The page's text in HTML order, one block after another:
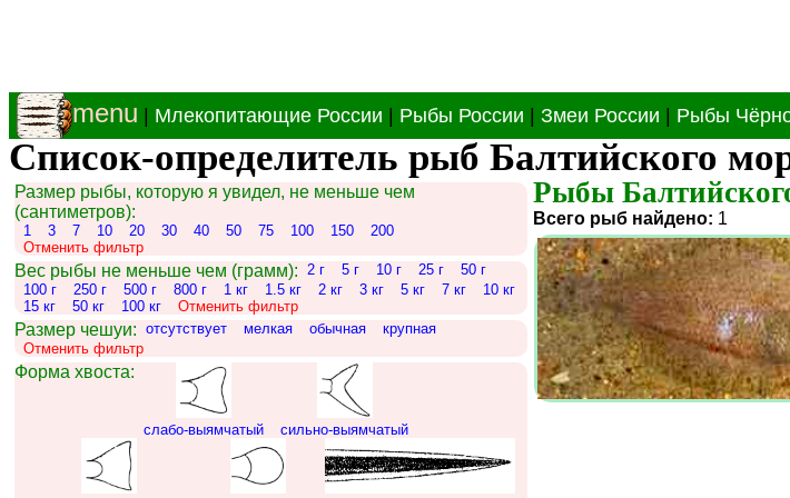
menu Млекопитающие России Рыбы России Змеи России Рыбы
Список-определитель рыб Балтийского
Размер рыбы, которую я увидел, не меньше чем
(сантиметров):
1 3 7 10 20 30 40 50 75 100 150
200
Отменить фильтр
Вес рыбы не меньше чем (грамм): 2 г 5 г 10 г 25 г
50 г
100 г
250 г 500 г 800 г 1 кг 1.5 кг 2 кг 3 кг 5 кг 7 кг
10 кг
15 кг
50 кг 100 кг Отменить фильтр
Размер чешуи: отсутствует мелкая обычная
крупная
Отменить фильтр
Форма хвоста:
слабо-выямчатый сильно-выямчатый
Рыбы
Всего рыб найдено: 1